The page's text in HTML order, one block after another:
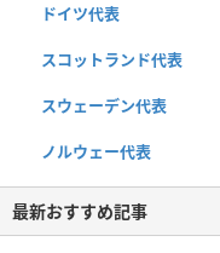
ドイツ代表
スコットランド代表
スウェーデン代表
ノルウェー代表
最新おすすめ記事